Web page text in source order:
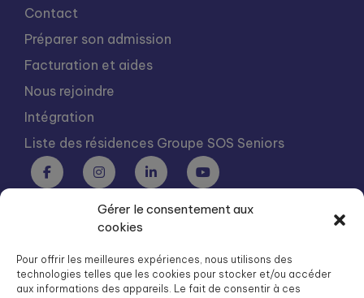
Gérer le consentement aux
cookies
Pour offrir les meilleures expériences, nous utilisons des
technologies telles que les cookies pour stocker et/ou accéder
aux informations des appareils. Le fait de consentir à ces
Contact
Préparer son admission
Facturation et aides
Nous rejoindre
Intégration
Liste des résidences Groupe SOS Seniors
Groupe SOS Seniors est une association du Groupe SOS
dg.seniors@groupe-sos.org